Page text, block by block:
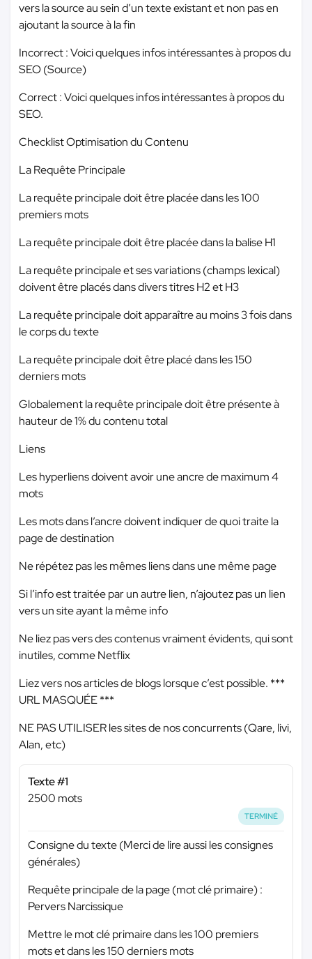
vers la source au sein d’un texte existant et non pas en
ajoutant la source à la fin
Incorrect : Voici quelques infos intéressantes à propos du
SEO (Source)
Correct : Voici quelques infos intéressantes à propos du
SEO.
Checklist Optimisation du Contenu
La Requête Principale
La requête principale doit être placée dans les 100
premiers mots
La requête principale doit être placée dans la balise H1
La requête principale et ses variations (champs lexical)
doivent être placés dans divers titres H2 et H3
La requête principale doit apparaître au moins 3 fois dans
le corps du texte
La requête principale doit être placé dans les 150
derniers mots
Globalement la requête principale doit être présente à
hauteur de 1% du contenu total
Liens
Les hyperliens doivent avoir une ancre de maximum 4
mots
Les mots dans l’ancre doivent indiquer de quoi traite la
page de destination
Ne répétez pas les mêmes liens dans une même page
Si l’info est traitée par un autre lien, n’ajoutez pas un lien
vers un site ayant la même info
Ne liez pas vers des contenus vraiment évidents, qui sont
inutiles, comme Netflix
Liez vers nos articles de blogs lorsque c’est possible. ***
URL MASQUÉE ***
NE PAS UTILISER les sites de nos concurrents (Qare, livi,
Alan, etc)
Texte #1
2500 mots
TERMINÉ
Consigne du texte (Merci de lire aussi les consignes
générales)
Requête principale de la page (mot clé primaire) :
Pervers Narcissique
Mettre le mot clé primaire dans les 100 premiers
mots et dans les 150 derniers mots